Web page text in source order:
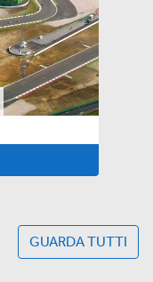
GUARDA TUTTI